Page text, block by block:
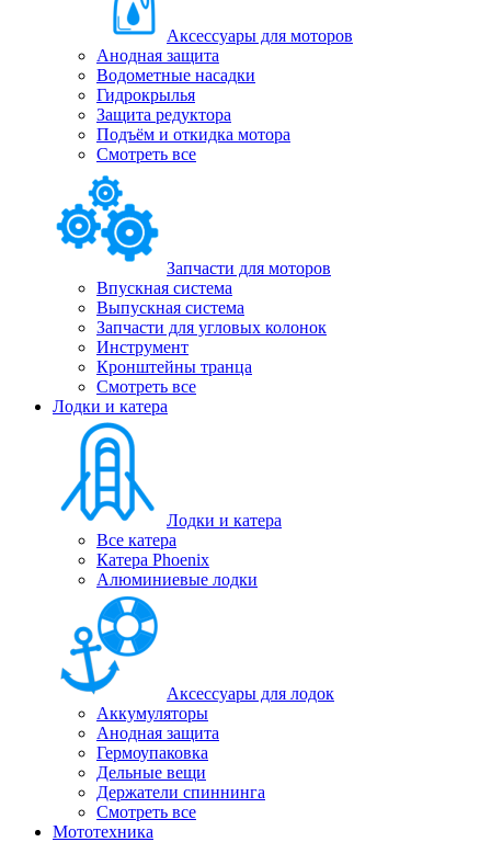
Аксессуары для моторов
Анодная защита
Водометные насадки
Гидрокрылья
Защита редуктора
Подъём и откидка мотора
Смотреть все
Запчасти для моторов
Впускная система
Выпускная система
Запчасти для угловых колонок
Инструмент
Кронштейны транца
Смотреть все
Лодки и катера
Лодки и катера
Все катера
Катера Phoenix
Алюминиевые лодки
Аксессуары для лодок
Аккумуляторы
Анодная защита
Гермоупаковка
Дельные вещи
Держатели спиннинга
Смотреть все
Мототехника